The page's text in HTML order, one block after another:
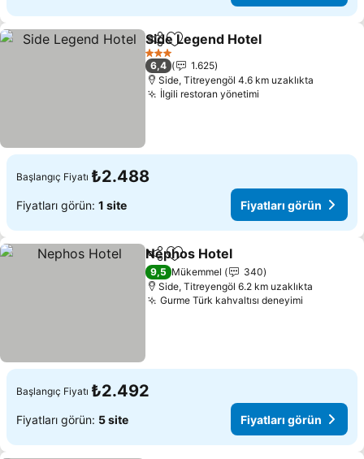
PaylaşFavorilerime ekle
Side Legend Hotel
3 Yıldız
6,4
1.625
Side, Titreyengöl 4.6 km uzaklıkta
İlgili restoran yönetimi
Başlangıç Fiyatı ₺2.488
Fiyatları görün: 1 site Fiyatları görün
PaylaşFavorilerime ekle
Nephos Hotel
9,5 Mükemmel
340
Side, Titreyengöl 6.2 km uzaklıkta
Gurme Türk kahvaltısı deneyimi
Başlangıç Fiyatı ₺2.492
Fiyatları görün: 5 site Fiyatları görün